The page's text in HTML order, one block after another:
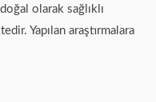
olarak sağlıklı
Yapılan araştırmalara